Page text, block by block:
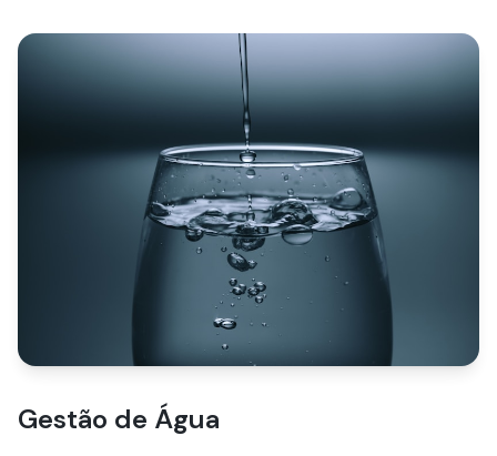
Gestão de Água